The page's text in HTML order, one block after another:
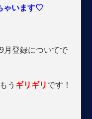
ゃいます♡
月登録についてで
う ギリギリです！